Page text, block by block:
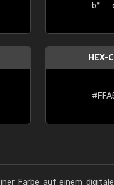
b*
HEX-
Farbe auf einem